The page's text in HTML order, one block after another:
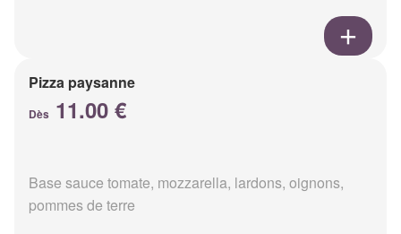
Pizza paysanne
Dès 11.00 €
Base sauce tomate, mozzarella, lardons, oignons,
pommes de terre